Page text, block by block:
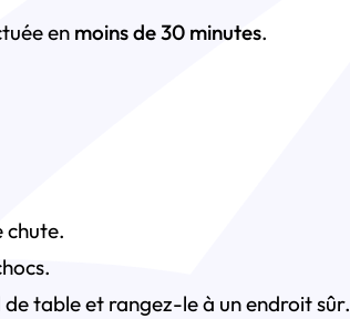
en moins de 30 minutes.
chute.
table et rangez-le à un endroit sûr.